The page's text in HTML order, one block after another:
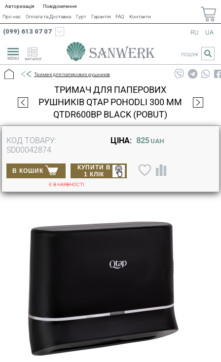
Авторизація
Повідомлення
Про нас
Оплата та Доставка Гурт Гарантія FAQ Контакти
(099) 613 07 07
КАТАЛОГ
RU UA
ПОШУК
Тримачі для паперових рушників
ТРИМАЧ ДЛЯ ПАПЕРОВИХ
РУШНИКІВ QTAP POHODLI 300 ММ
QTDR600BP BLACK (POBUT)
КОД ТОВАРУ:
SD00042874
ЦІНА: 825 UAH
В КОШИК
КУПИТИ В
1 КЛІК
Є В НАЯВНОСТІ